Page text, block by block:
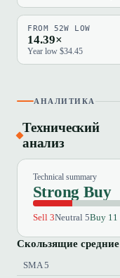
FROM 52W LOW
14.39×
Year low $34.45
АНАЛИТИКА
Технический
анализ
Technical summary
Strong Buy
Sell 3Neutral 5Buy 11
Скользящие средние
SMA 5